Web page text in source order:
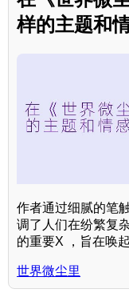
样的主题和
作者通过细腻的笔
调了人们在纷繁复
的重要X ，旨在唤
世界微尘里